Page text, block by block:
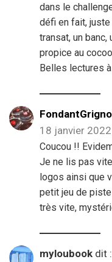
dans le
défi en fait,
transat, un banc,
propice au
Belles lectures
18 janvier
Coucou !!
Je ne lis pas
logos ainsi que
petit jeu de
très vite,
myloubook dit :